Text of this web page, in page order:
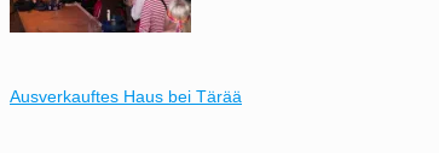
Ausverkauftes Haus bei Tärää